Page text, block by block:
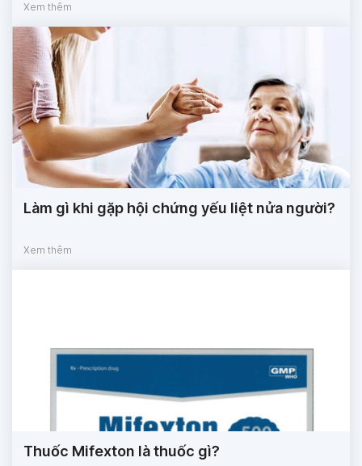
Xem thêm
Làm gì khi gặp hội chứng yếu liệt nửa người?
Xem thêm
Thuốc Mifexton là thuốc gì?